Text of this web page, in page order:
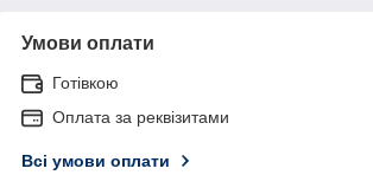
Умови оплати
Готівкою
Оплата за реквізитами
Всі умови оплати